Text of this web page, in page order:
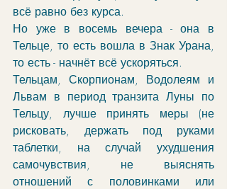
всё равно без курса.
Но уже в восемь вечера - она в
Тельце, то есть вошла в Знак Урана,
то есть - начнёт всё ускоряться.
Тельцам, Скорпионам, Водолеям и
Львам в период транзита Луны по
Тельцу, лучше принять меры (не
рисковать, держать под руками
таблетки, на случай ухудшения
самочувствия, не выяснять
отношений с половинками или